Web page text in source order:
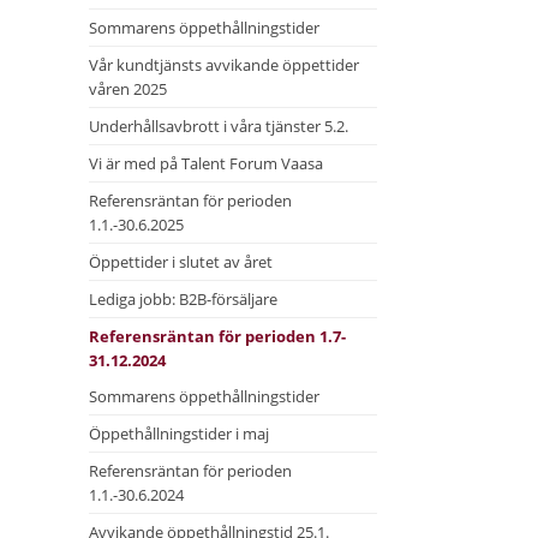
Sommarens öppethållningstider
Vår kundtjänsts avvikande öppettider
våren 2025
Underhållsavbrott i våra tjänster 5.2.
Vi är med på Talent Forum Vaasa
Referensräntan för perioden
1.1.-30.6.2025
Öppettider i slutet av året
Lediga jobb: B2B-försäljare
Referensräntan för perioden 1.7-
31.12.2024
Sommarens öppethållningstider
Öppethållningstider i maj
Referensräntan för perioden
1.1.-30.6.2024
Avvikande öppethållningstid 25.1.